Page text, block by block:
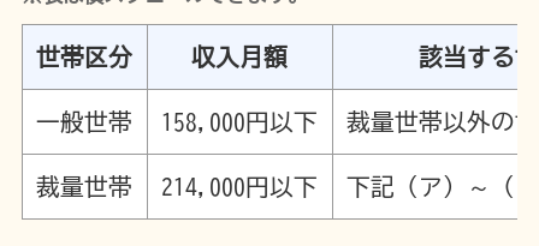
世帯区分 収入月額 該当する
一般世帯 158,000円以下 裁量世帯以外の
裁量世帯 214,000円以下 下記（ア）～（